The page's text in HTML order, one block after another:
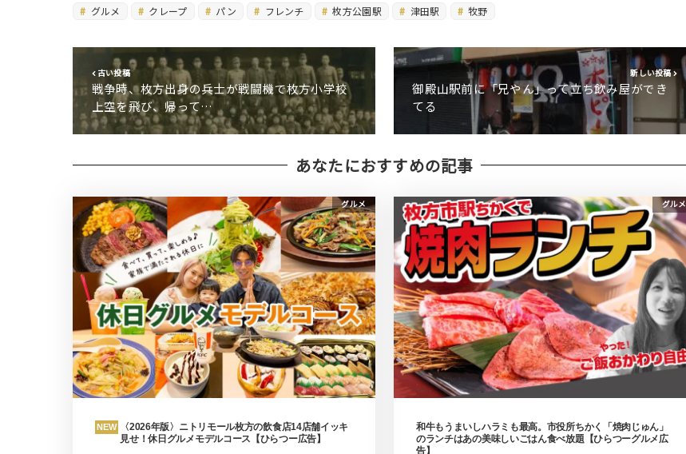
グルメ クレープ パン フレンチ 枚方公園駅 津田駅 牧野
古い投稿
戦争時、枚方出身の兵士が戦闘機で枚方小学校
上空を飛び、帰って…
新しい投稿
御殿山駅前に「兄やん」って立ち飲み屋ができ
てる
あなたにおすすめの記事
グルメ
NEW
〈2026年版〉ニトリモール枚方の飲食店14店舗イッキ
見せ！休日グルメモデルコース【ひらつー広告】
グルメ
和牛もうまいしハラミも最高。市役所ちかく「焼肉じゅん」
のランチはあの美味しいごはん食べ放題【ひらつーグルメ広
告】